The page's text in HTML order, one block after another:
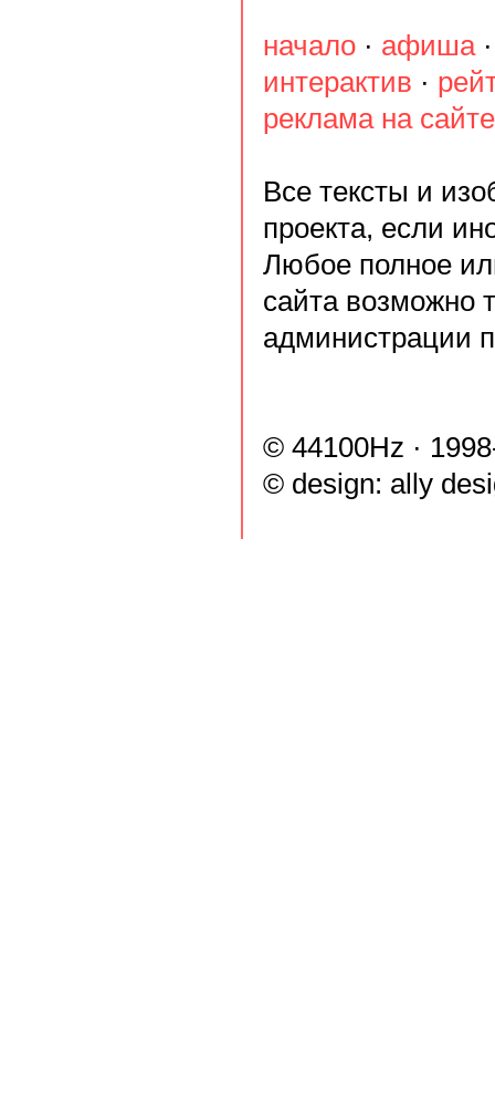
начало · афиша
интерактив ·
реклама на сайте
Все тексты и
проекта, если
Любое полное
сайта возможно
администрации
© 44100Hz ·
© design: ally